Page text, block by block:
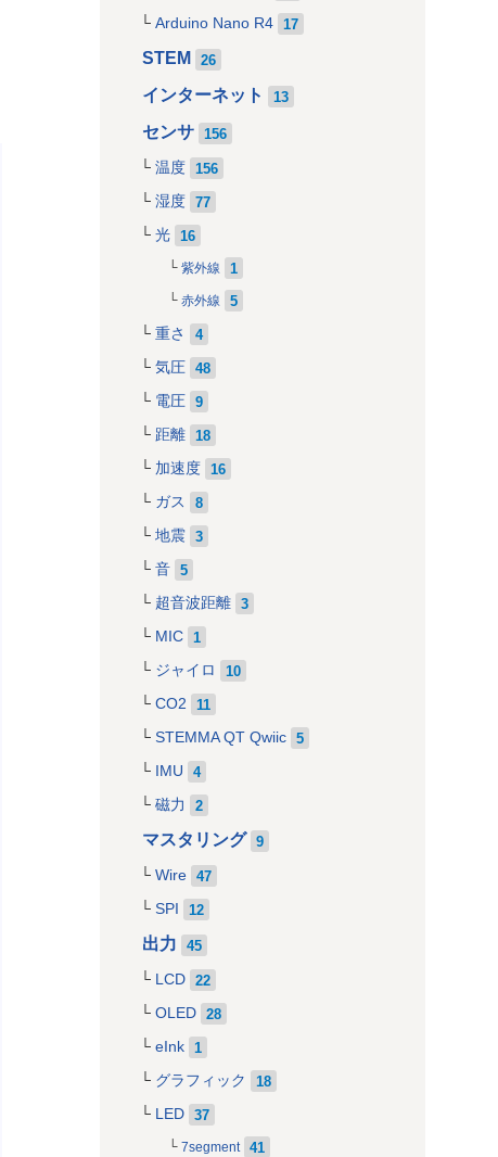
Arduino Nano R4 17
STEM 26
インターネット 13
センサ 156
温度 156
湿度 77
光 16
紫外線 1
赤外線 5
重さ 4
気圧 48
電圧 9
距離 18
加速度 16
ガス 8
地震 3
音 5
超音波距離 3
MIC 1
ジャイロ 10
CO2 11
STEMMA QT Qwiic 5
IMU 4
磁力 2
マスタリング 9
Wire 47
SPI 12
出力 45
LCD 22
OLED 28
eInk 1
グラフィック 18
LED 37
7segment 41